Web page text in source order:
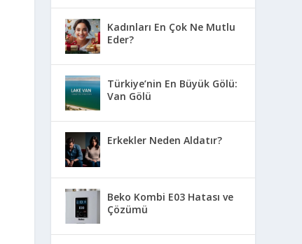
Kadınları En Çok Ne Mutlu
Eder?
Türkiye’nin En Büyük Gölü:
Van Gölü
Erkekler Neden Aldatır?
Beko Kombi E03 Hatası ve
Çözümü